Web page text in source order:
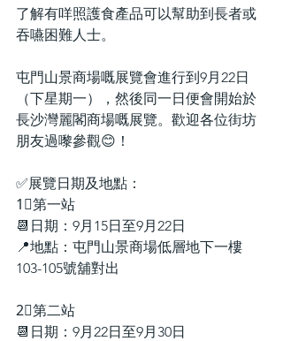
了解有咩照護食產品可以幫助到長者或
吞嚥困難人士。
屯門山景商場嘅展覽會進行到9月22日
（下星期一），然後同一日便會開始於
長沙灣麗閣商場嘅展覽。歡迎各位街坊
朋友過嚟參觀😊！
✅展覽日期及地點：
1⃣第一站
📆日期：9月15日至9月22日
📍地點：屯門山景商場低層地下一樓
103-105號舖對出
2⃣第二站
📆日期：9月22日至9月30日